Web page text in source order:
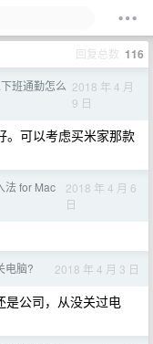
回复总数 116
班通勤怎么 2018 年 4 月
9 日
。可以考虑买米家那款
法 for Mac
2018 年 4 月 6
日
电脑? 2018 年 4 月 3 日
是公司，从没关过电